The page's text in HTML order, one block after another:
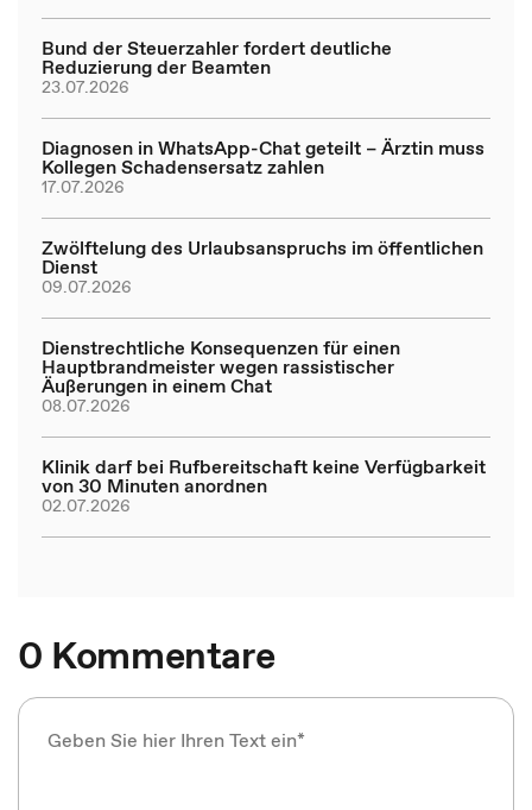
Bund der Steuerzahler fordert deutliche
Reduzierung der Beamten
23.07.2026
Diagnosen in WhatsApp-Chat geteilt – Ärztin muss
Kollegen Schadensersatz zahlen
17.07.2026
Zwölftelung des Urlaubsanspruchs im öffentlichen
Dienst
09.07.2026
Dienstrechtliche Konsequenzen für einen
Hauptbrandmeister wegen rassistischer
Äußerungen in einem Chat
08.07.2026
Klinik darf bei Rufbereitschaft keine Verfügbarkeit
von 30 Minuten anordnen
02.07.2026
0 Kommentare